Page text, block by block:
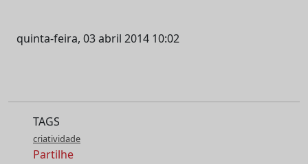
quinta-feira, 03 abril 2014 10:02
TAGS
criatividade
Partilhe